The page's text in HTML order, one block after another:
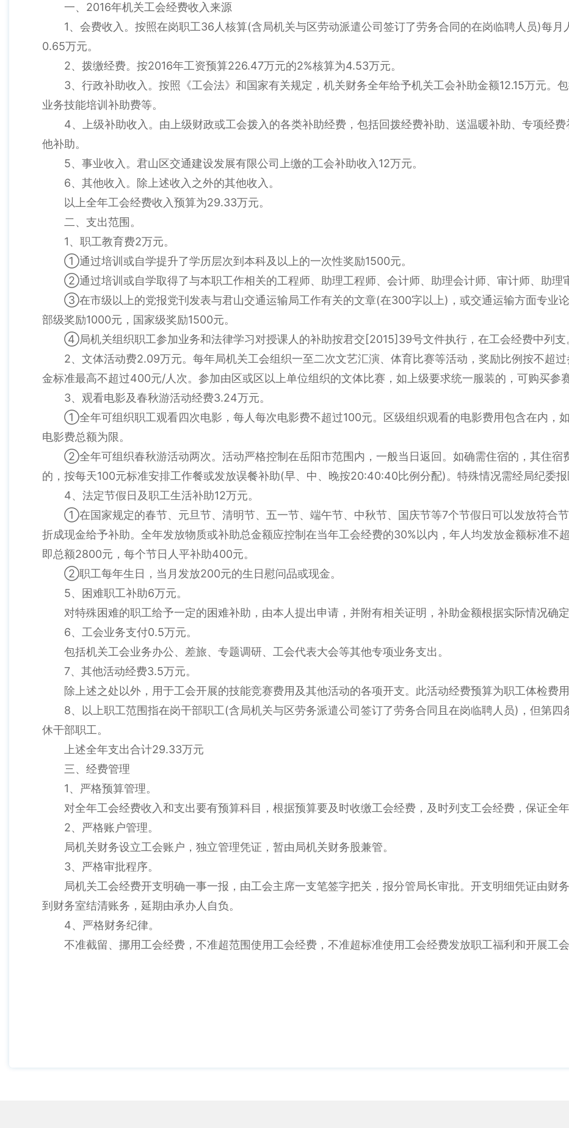
一、2016年机关工会经费收入来源
1、会费收入。按照在岗职工36人核算(含局机关与区劳动派遣公司签订了劳务合同的在岗临聘人员)每
0.65万元。
2、拨缴经费。按2016年工资预算226.47万元的2%核算为4.53万元。
3、行政补助收入。按照《工会法》和国家有关规定，机关财务全年给予机关工会补助金额12.15万元。
业务技能培训补助费等。
4、上级补助收入。由上级财政或工会拨入的各类补助经费，包括回拨经费补助、送温暖补助、专项经
他补助。
5、事业收入。君山区交通建设发展有限公司上缴的工会补助收入12万元。
6、其他收入。除上述收入之外的其他收入。
以上全年工会经费收入预算为29.33万元。
二、支出范围。
1、职工教育费2万元。
①通过培训或自学提升了学历层次到本科及以上的一次性奖励1500元。
②通过培训或自学取得了与本职工作相关的工程师、助理工程师、会计师、助理会计师、审计师、助理
③在市级以上的党报党刊发表与君山交通运输局工作有关的文章(在300字以上)，或交通运输方面专业
部级奖励1000元，国家级奖励1500元。
④局机关组织职工参加业务和法律学习对授课人的补助按君交[2015]39号文件执行，在工会经费中列支
2、文体活动费2.09万元。每年局机关工会组织一至二次文艺汇演、体育比赛等活动，奖励比例按不超
金标准最高不超过400元/人次。参加由区或区以上单位组织的文体比赛，如上级要求统一服装的，可购买参
3、观看电影及春秋游活动经费3.24万元。
①全年可组织职工观看四次电影，每人每次电影费不超过100元。区级组织观看的电影费用包含在内，
电影费总额为限。
②全年可组织春秋游活动两次。活动严格控制在岳阳市范围内，一般当日返回。如确需住宿的，其住宿
的，按每天100元标准安排工作餐或发放误餐补助(早、中、晚按20:40:40比例分配)。特殊情况需经局纪委报
4、法定节假日及职工生活补助12万元。
①在国家规定的春节、元旦节、清明节、五一节、端午节、中秋节、国庆节等7个节假日可以发放符合
折成现金给予补助。全年发放物质或补助总金额应控制在当年工会经费的30%以内，年人均发放金额标准不
即总额2800元，每个节日人平补助400元。
②职工每年生日，当月发放200元的生日慰问品或现金。
5、困难职工补助6万元。
对特殊困难的职工给予一定的困难补助，由本人提出申请，并附有相关证明，补助金额根据实际情况确定
6、工会业务支付0.5万元。
包括机关工会业务办公、差旅、专题调研、工会代表大会等其他专项业务支出。
7、其他活动经费3.5万元。
除上述之处以外，用于工会开展的技能竞赛费用及其他活动的各项开支。此活动经费预算为职工体检费用
8、以上职工范围指在岗干部职工(含局机关与区劳务派遣公司签订了劳务合同且在岗临聘人员)，但第四
休干部职工。
上述全年支出合计29.33万元
三、经费管理
1、严格预算管理。
对全年工会经费收入和支出要有预算科目，根据预算要及时收缴工会经费，及时列支工会经费，保证全
2、严格账户管理。
局机关财务设立工会账户，独立管理凭证，暂由局机关财务股兼管。
3、严格审批程序。
局机关工会经费开支明确一事一报，由工会主席一支笔签字把关，报分管局长审批。开支明细凭证由财
到财务室结清账务，延期由承办人自负。
4、严格财务纪律。
不准截留、挪用工会经费，不准超范围使用工会经费，不准超标准使用工会经费发放职工福利和开展工会